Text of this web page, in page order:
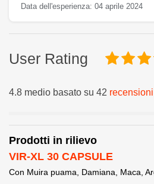
Data dell'esperienza: 04 aprile 2024
User Rating
4.8 medio basato su 42
Prodotti in rilievo
VIR-XL 30 CAPSULE
Con Muira puama, Damiana, Maca,